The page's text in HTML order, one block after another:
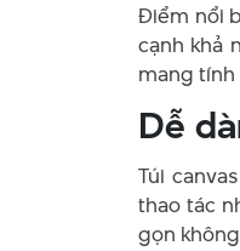
Điểm nổi
cạnh khả
mang
Dễ
Túi
thao tác
gọn